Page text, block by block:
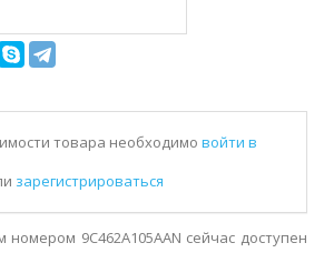
товара необходимо войти в
зарегистрироваться
9C462A105AAN сейчас доступен